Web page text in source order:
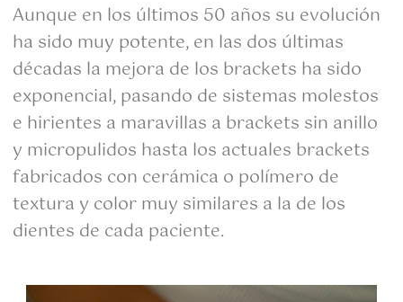
Aunque en los últimos 50 años su evolución
ha sido muy potente, en las dos últimas
décadas la mejora de los brackets ha sido
exponencial, pasando de sistemas molestos
e hirientes a maravillas a brackets sin anillo
y micropulidos hasta los actuales brackets
fabricados con cerámica o polímero de
textura y color muy similares a la de los
dientes de cada paciente.